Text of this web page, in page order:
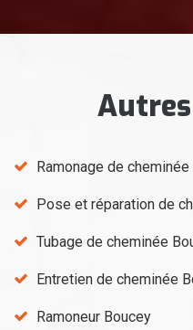
Ramonage de
Pose et réparation de
Tubage de cheminée
Entretien de cheminée
Ramoneur Boucey